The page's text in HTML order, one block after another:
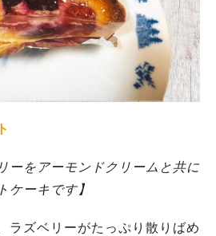
ーをアーモンドクリームと共に
ケーキです】
ラズベリーがたっぷり散りばめ